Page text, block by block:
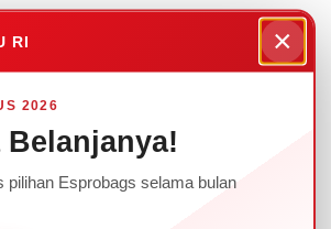
biasa digunakan untuk tim
maupun klub dengan team
atau bisa untuk kegiatan SAR,
petugas medis
RI ×
2026
Belanjanya!
pilihan Esprobags selama bulan